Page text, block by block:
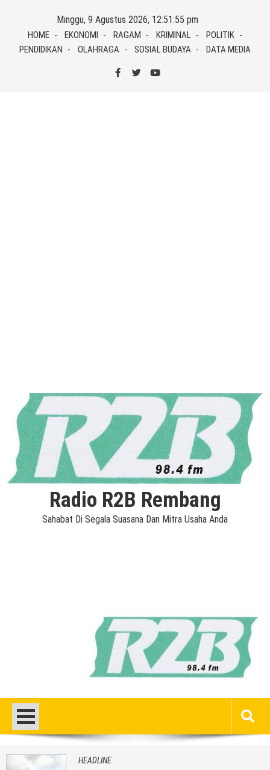
content
Minggu, 9 Agustus 2026, 12:51:57 pm
HOME EKONOMI RAGAM KRIMINAL
POLITIK
PENDIDIKAN
OLAHRAGA SOSIAL BUDAYA DATA MEDIA
Radio R2B Rembang
Sahabat Di Segala Suasana Dan Mitra Usaha Anda
HEADLINE